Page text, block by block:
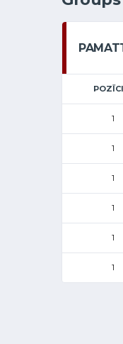
1
1
1
1
1
1